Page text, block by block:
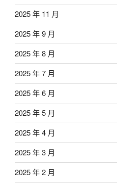
2025 年 11 月
2025 年 9 月
2025 年 8 月
2025 年 7 月
2025 年 6 月
2025 年 5 月
2025 年 4 月
2025 年 3 月
2025 年 2 月